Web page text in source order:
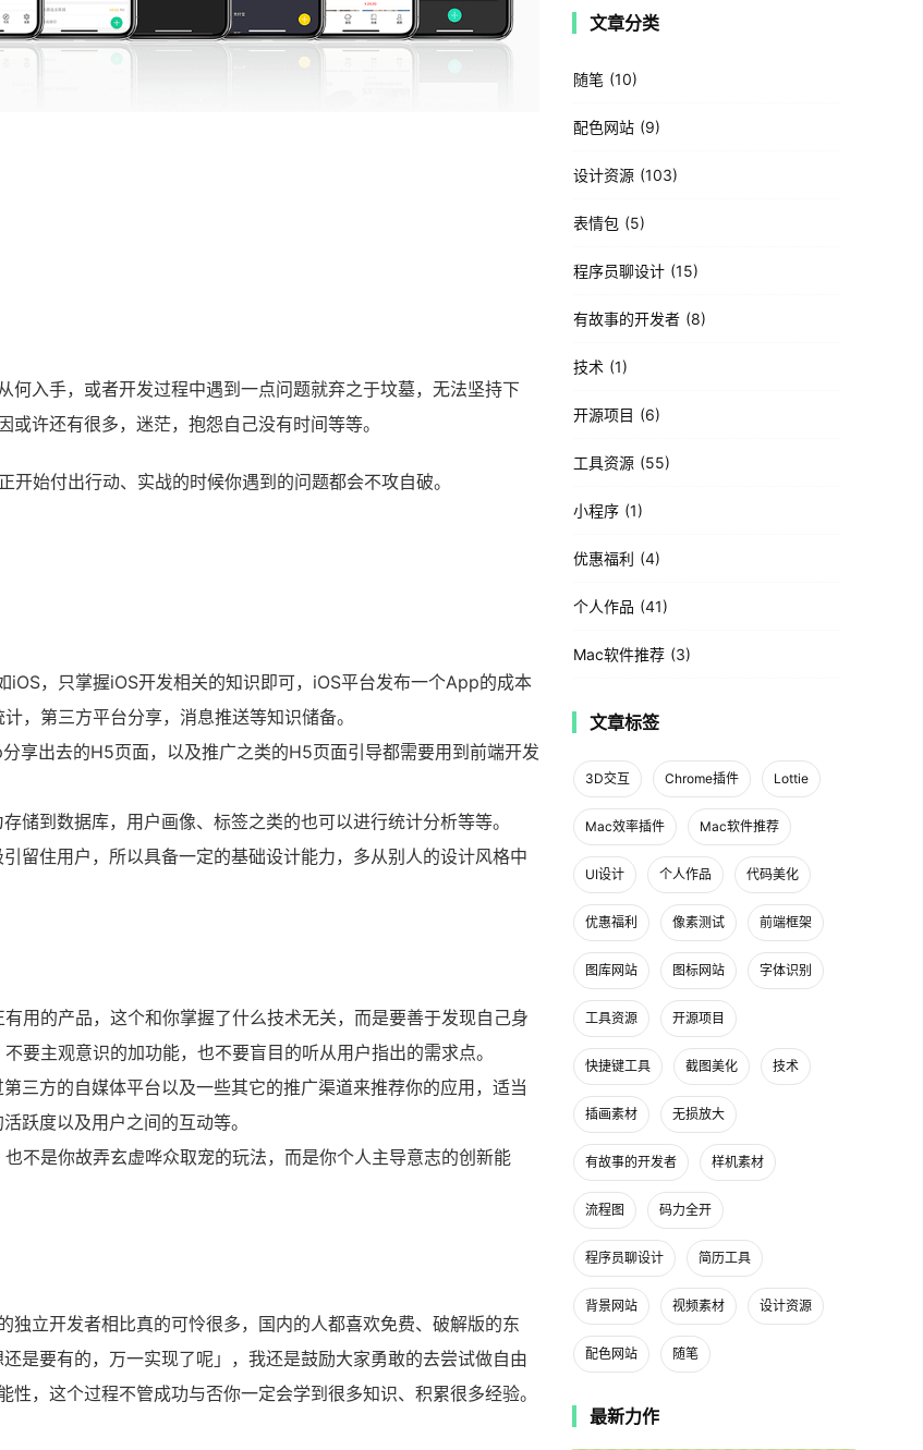
入手，或者开发过程中遇到一点问题就弃之于坟墓，无法坚持下
许还有很多，迷茫，抱怨自己没有时间等等。
始付出行动、实战的时候你遇到的问题都会不攻自破。
，只掌握iOS开发相关的知识即可，iOS平台发布一个App的成本
，第三方平台分享，消息推送等知识储备。
享出去的H5页面，以及推广之类的H5页面引导都需要用到前端开发
储到数据库，用户画像、标签之类的也可以进行统计分析等等。
留住用户，所以具备一定的基础设计能力，多从别人的设计风格中
用的产品，这个和你掌握了什么技术无关，而是要善于发现自己身
要主观意识的加功能，也不要盲目的听从用户指出的需求点。
三方的自媒体平台以及一些其它的推广渠道来推荐你的应用，适当
跃度以及用户之间的互动等。
不是你故弄玄虚哗众取宠的玩法，而是你个人主导意志的创新能
立开发者相比真的可怜很多，国内的人都喜欢免费、破解版的东
是要有的，万一实现了呢」，我还是鼓励大家勇敢的去尝试做自由
，这个过程不管成功与否你一定会学到很多知识、积累很多经验。
文章分类
随笔 10
配色网站 9
设计资源 103
表情包 5
程序员聊设计 15
有故事的开发者 8
技术 1
开源项目 6
工具资源 55
小程序 1
优惠福利 4
个人作品 41
Mac软件推荐 3
文章标签
3D交互 Chrome插件 Lottie
Mac效率插件 Mac软件推荐
UI设计 个人作品 代码美化
优惠福利 像素测试 前端框架
图库网站 图标网站 字体识别
工具资源 开源项目
快捷键工具 截图美化 技术
插画素材 无损放大
有故事的开发者 样机素材
流程图 码力全开
程序员聊设计 简历工具
背景网站 视频素材 设计资源
配色网站 随笔
最新力作